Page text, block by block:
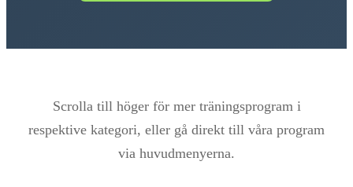
Scrolla till höger för mer träningsprogram i
respektive kategori, eller gå direkt till våra program
via huvudmenyerna.